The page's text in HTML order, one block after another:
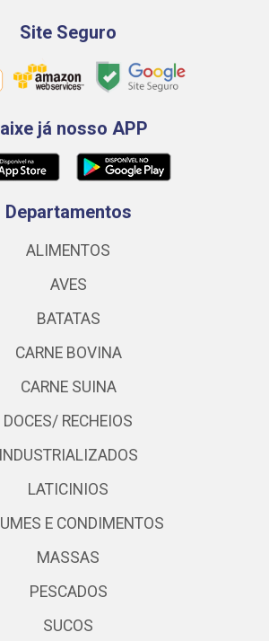
Site Seguro
já nosso APP
Departamentos
ALIMENTOS
AVES
BATATAS
CARNE BOVINA
CARNE SUINA
DOCES/ RECHEIOS
INDUSTRIALIZADOS
LATICINIOS
E CONDIMENTOS
MASSAS
PESCADOS
SUCOS